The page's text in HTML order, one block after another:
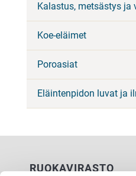
Kalastus, metsästys ja
Koe-eläimet
Poroasiat
Eläintenpidon luvat ja
RUOKAVIRASTO